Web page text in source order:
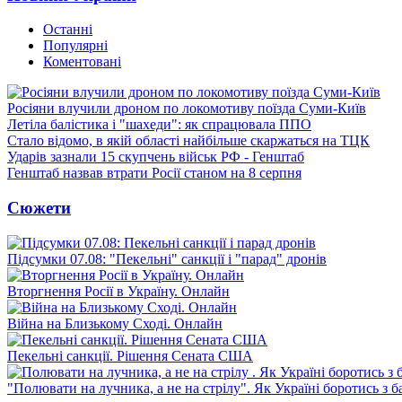
Останні
Популярні
Коментовані
Росіяни влучили дроном по локомотиву поїзда Суми-Київ
Летіла балістика і "шахеди": як спрацювала ППО
Стало відомо, в якій області найбільше скаржаться на ТЦК
Ударів зазнали 15 скупчень військ РФ - Генштаб
Генштаб назвав втрати Росії станом на 8 серпня
Сюжети
Підсумки 07.08: "Пекельні" санкції і "парад" дронів
Вторгнення Росії в Україну. Онлайн
Війна на Близькому Сході. Онлайн
Пекельні санкції. Рішення Сената США
"Полювати на лучника, а не на стрілу". Як Україні боротись з